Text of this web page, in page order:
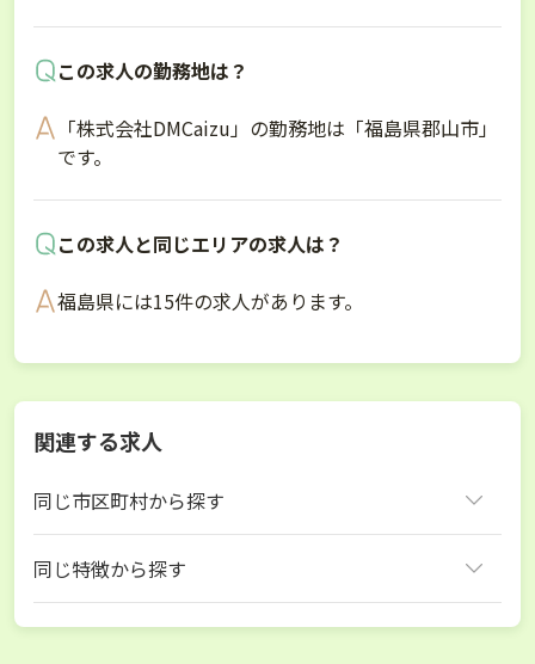
この求人の勤務地は？
「株式会社DMCaizu」の勤務地は「福島県郡山市」
です。
この求人と同じエリアの求人は？
福島県には15件の求人があります。
関連する求人
同じ市区町村から探す
同じ特徴から探す